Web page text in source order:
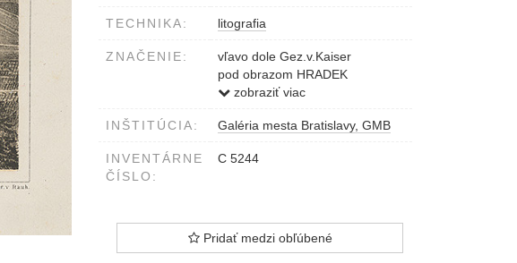
TECHNIKA: litografia
ZNAČENIE:
vľavo dole Gez.v.Kaiser
pod obrazom HRADEK
vpravo dole Gedr.v.Rauh
zobraziť viac
INŠTITÚCIA: Galéria mesta Bratislavy, GMB
INVENTÁRNE
ČÍSLO:
C 5244
Pridať medzi obľúbené